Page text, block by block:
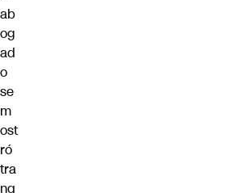
ab
og
ad
o
se
m
ost
ró
tra
nq